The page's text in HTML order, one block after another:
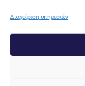
Διαχείριση υπηρεσιών